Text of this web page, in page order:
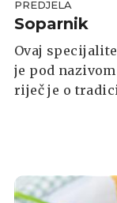
PREDJELA
Soparnik
Ovaj
je pod
riječ je o